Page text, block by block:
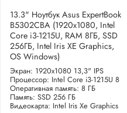
13.3" Ноутбук Asus ExpertBook
B5302CBA (1920x1080, Intel
Core i3-1215U, RAM 8ГБ, SSD
256ГБ, Intel Iris XE Graphics,
OS Windows)
Экран: 1920x1080 13,3" IPS
Процессор: Intel Core i3-1215U 8
Оперативная память: 8 ГБ
Память: SSD 256 ГБ
Видеокарта: Intel Iris Xe Graphics